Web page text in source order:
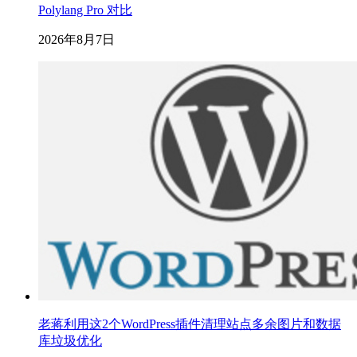
Polylang Pro 对比
2026年8月7日
老蒋利用这2个WordPress插件清理站点多余图片和数据
库垃圾优化